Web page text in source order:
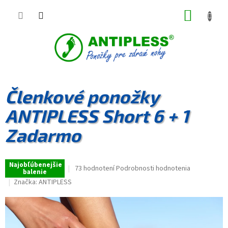
Členkové ponožky
ANTIPLESS Short 6 + 1
Zadarmo
Najobľúbenejšie
balenie
Priemerné
je
4,8
z
5
73 hodnoteníPodrobnosti hodnotenia
Značka: ANTIPLESS